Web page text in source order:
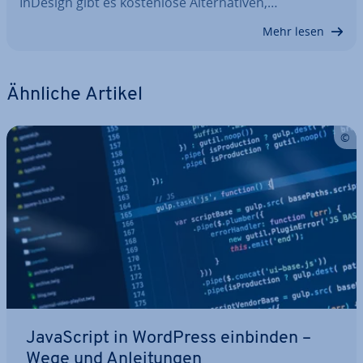
Mehr lesen
Ähnliche Artikel
Ja­va­Script in WordPress einbinden –
Wege und An­lei­tun­gen